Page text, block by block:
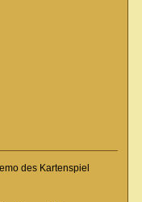
des Kartenspiel